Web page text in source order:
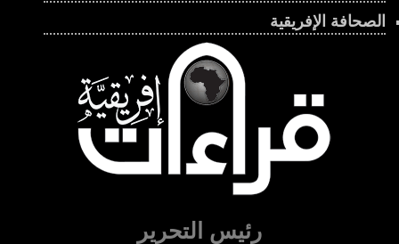
الصحافة الإفريقية
رئيس التحرير